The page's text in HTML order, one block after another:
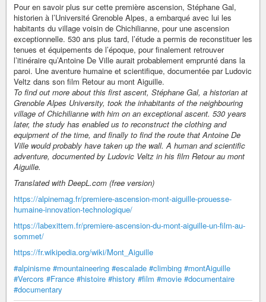
Pour en savoir plus sur cette première ascension, Stéphane Gal,
historien à l’Université Grenoble Alpes, a embarqué avec lui les
habitants du village voisin de Chichilianne, pour une ascension
exceptionnelle. 530 ans plus tard, l’étude a permis de reconstituer les
tenues et équipements de l’époque, pour finalement retrouver
l’itinéraire qu’Antoine De Ville aurait probablement emprunté dans la
paroi. Une aventure humaine et scientifique, documentée par Ludovic
Veltz dans son film Retour au mont Aiguille.
To find out more about this first ascent, Stéphane Gal, a historian at
Grenoble Alpes University, took the inhabitants of the neighbouring
village of Chichilianne with him on an exceptional ascent. 530 years
later, the study has enabled us to reconstruct the clothing and
equipment of the time, and finally to find the route that Antoine De
Ville would probably have taken up the wall. A human and scientific
adventure, documented by Ludovic Veltz in his film Retour au mont
Aiguille.
Translated with DeepL.com (free version)
https://alpinemag.fr/premiere-ascension-mont-aiguille-prouesse-
humaine-innovation-technologique/
https://labexittem.fr/premiere-ascension-du-mont-aiguille-un-film-au-
sommet/
https://fr.wikipedia.org/wiki/Mont_Aiguille
#alpinisme #mountaineering #escalade #climbing #montAiguille
#Vercors #France #histoire #history #film #movie #documentaire
#documentary